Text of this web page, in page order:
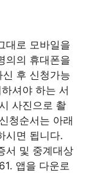
대로 모바일을
의의 휴대폰을
후 신청가능
셔야 하는 서
사진으로 촬
청순서는 아래
시면 됩니다.
서 및 중계대상
앱을 다운로